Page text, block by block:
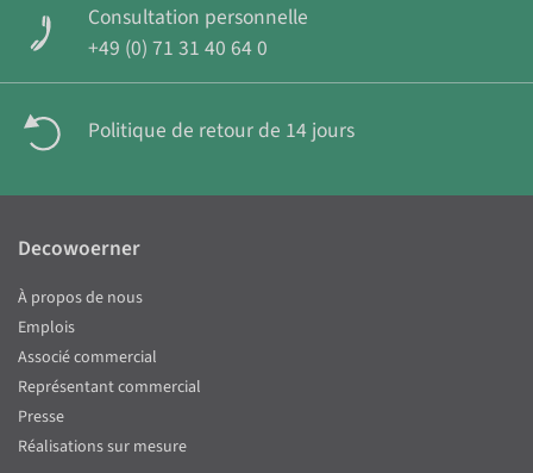
Consultation personnelle
+49 (0) 71 31 40 64 0
Politique de retour de 14 jours
Decowoerner
À propos de nous
Emplois
Associé commercial
Représentant commercial
Presse
Réalisations sur mesure